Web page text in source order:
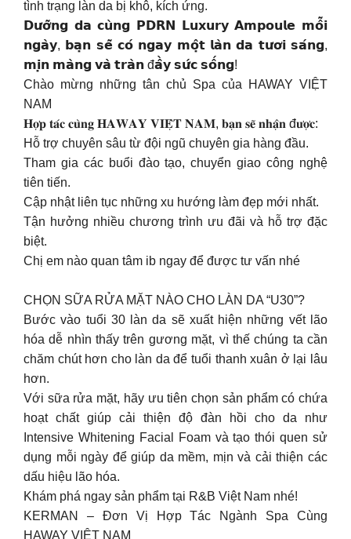
tình trạng làn da bị khô, kích ứng.
𝗗𝘂̛𝗼̛̃𝗻𝗴 𝗱𝗮 𝗰𝘂̀𝗻𝗴 𝗣𝗗𝗥𝗡 𝗟𝘂𝘅𝘂𝗿𝘆 𝗔𝗺𝗽𝗼𝘂𝗹𝗲 𝗺𝗼̂̃𝗶
𝗻𝗴𝗮̀𝘆, 𝗯𝗮̣𝗻 𝘀𝗲̃ 𝗰𝗼́ 𝗻𝗴𝗮𝘆 𝗺𝗼̣̂𝘁 𝗹𝗮̀𝗻 𝗱𝗮 𝘁𝘂̛𝗼̛𝗶 𝘀𝗮́𝗻𝗴,
𝗺𝗶̣𝗻 𝗺𝗮̀𝗻𝗴 𝘃𝗮̀ 𝘁𝗿𝗮̀𝗻 đ𝗮̂̀𝘆 𝘀𝘂̛́𝗰 𝘀𝗼̂́𝗻𝗴!
Chào mừng những tân chủ Spa của HAWAY VIỆT
NAM
𝐇𝐨̛̣𝐩 𝐭𝐚́𝐜 𝐜𝐮̀𝐧𝐠 𝐇𝐀𝐖𝐀𝐘 𝐕𝐈𝐄̣̂𝐓 𝐍𝐀𝐌, 𝐛𝐚̣𝐧 𝐬𝐞̃ 𝐧𝐡𝐚̣̂𝐧 đ𝐮̛𝐨̛̣𝐜:
Hỗ trợ chuyên sâu từ đội ngũ chuyên gia hàng đầu.
Tham gia các buổi đào tạo, chuyển giao công nghệ
tiên tiến.
Cập nhật liên tục những xu hướng làm đẹp mới nhất.
Tận hưởng nhiều chương trình ưu đãi và hỗ trợ đặc
biệt.
Chị em nào quan tâm ib ngay để được tư vấn nhé
CHỌN SỮA RỬA MẶT NÀO CHO LÀN DA “U30”?
Bước vào tuổi 30 làn da sẽ xuất hiện những vết lão
hóa dễ nhìn thấy trên gương mặt, vì thế chúng ta cần
chăm chút hơn cho làn da để tuổi thanh xuân ở lại lâu
hơn.
Với sữa rửa mặt, hãy ưu tiên chọn sản phẩm có chứa
hoạt chất giúp cải thiện độ đàn hồi cho da như
Intensive Whitening Facial Foam và tạo thói quen sử
dụng mỗi ngày để giúp da mềm, mịn và cải thiện các
dấu hiệu lão hóa.
Khám phá ngay sản phẩm tại R&B Việt Nam nhé!
KERMAN – Đơn Vị Hợp Tác Ngành Spa Cùng
HAWAY VIỆT NAM